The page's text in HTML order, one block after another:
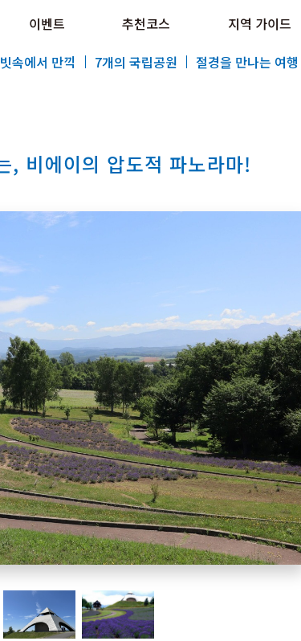
LOVE!
이벤트 추천코스 지역 가이드
빗속에서 만끽 7개의 국립공원 절경을 만나는 여행
특집
관광지
홋카이도 둘러보기
여행 테마로 검색
빗속에서 만끽
7개의 국립공원
절경을 만나는 여행
기초지식
Faceb
ook
, 비에이의 압도적 파노라마!